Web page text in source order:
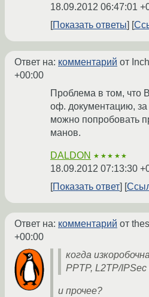
18.09.2012 06:47:01
Показать ответы
Ответ на: комментарий от
+00:00
Проблема в том, что
оф. документацию,
можно попробовать
манов.
DALDON ★★★★★
18.09.2012 07:13:30
Показать ответ
Ответ на: комментарий от
+00:00
когда
PPTP, L2TP/IPSec
и прочее?